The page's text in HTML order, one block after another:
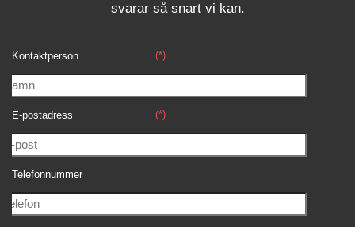
svararså snart vi kan.
Kontaktperson (*)
E-postadress (*)
Telefonnummer